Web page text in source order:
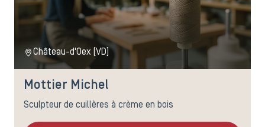
Château-d'Oex (VD)
Mottier Michel
Sculpteur de cuillères à crème en bois